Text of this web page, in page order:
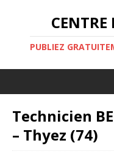
CENTRE
PUBLIEZ
Technicien
– Thyez (74)